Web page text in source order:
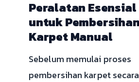
Peralatan Esensial
untuk Pembersihan
Karpet Manual
Sebelum memulai proses
pembersihan karpet secara